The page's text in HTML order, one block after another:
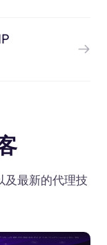
及最新的代理技